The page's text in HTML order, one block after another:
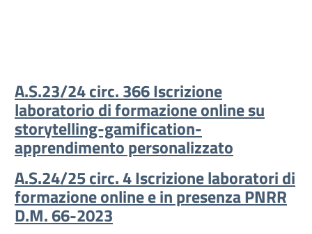
A.S.23/24 circ. 366 Iscrizione
laboratorio di formazione online su
storytelling-gamification-
apprendimento personalizzato
A.S.24/25 circ. 4 Iscrizione laboratori di
formazione online e in presenza PNRR
D.M. 66-2023